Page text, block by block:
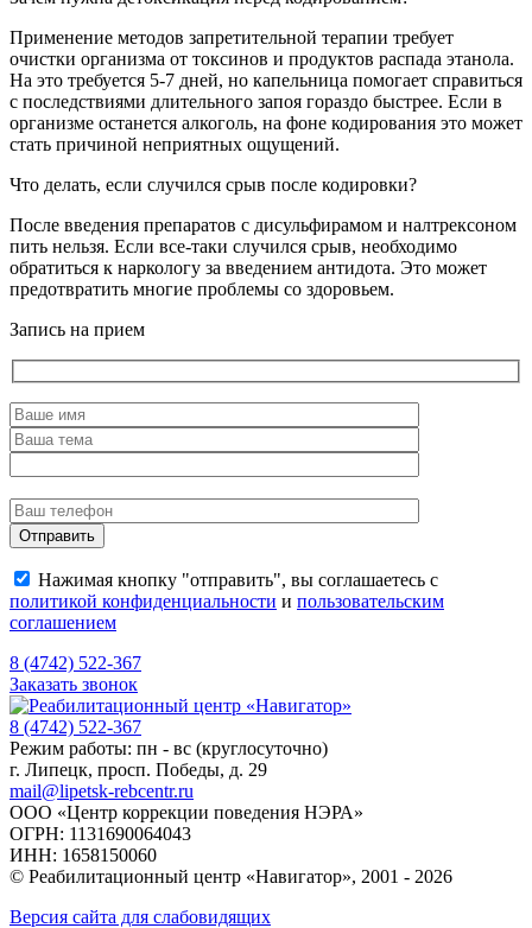
Применение методов запретительной терапии требует
очистки организма от токсинов и продуктов распада этанола.
На это требуется 5-7 дней, но капельница помогает справиться
с последствиями длительного запоя гораздо быстрее. Если в
организме останется алкоголь, на фоне кодирования это может
стать причиной неприятных ощущений.
Что делать, если случился срыв после кодировки?
После введения препаратов с дисульфирамом и налтрексоном
пить нельзя. Если все-таки случился срыв, необходимо
обратиться к наркологу за введением антидота. Это может
предотвратить многие проблемы со здоровьем.
Запись на прием
Нажимая кнопку "отправить", вы соглашаетесь с
политикой конфиденциальности и пользовательским
соглашением
8 (4742) 522-367
Заказать звонок
8 (4742) 522-367
Режим работы: пн - вс (круглосуточно)
г. Липецк, просп. Победы, д. 29
mail@lipetsk-rebcentr.ru
ООО «Центр коррекции поведения НЭРА»
ОГРН: 1131690064043
ИНН: 1658150060
© Реабилитационный центр «Навигатор», 2001 - 2026
Версия сайта для слабовидящих